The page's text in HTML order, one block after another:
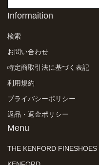
Informaition
検索
お問い合わせ
特定商取引法に基づく表記
利用規約
プライバシーポリシー
返品・返金ポリシー
Menu
THE KENFORD FINESHOES